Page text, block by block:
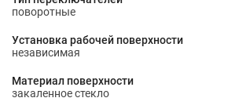
поворотные
Установка рабочей поверхности
независимая
Материал поверхности
закаленное стекло